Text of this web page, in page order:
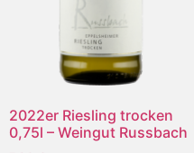
2022er Riesling trocken
0,75l – Weingut Russbach